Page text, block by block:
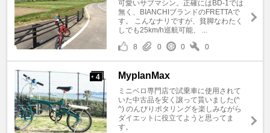
可愛いサブマシン。正確にはBD-1では
無く、BIANCHIブランドのFRETTAで
す。 こんなナリですが、貧脚なわたく
しでも25km/h巡航可能、 ...
8
0 0 0
+ 4 MyplanMax
ミニベロ専門店で試乗車に使用されて
いた中古品を安く譲って貰いました(^
^) のんびりポタリングを楽しみながら
ダイエットに役立てようと思ってま
す。